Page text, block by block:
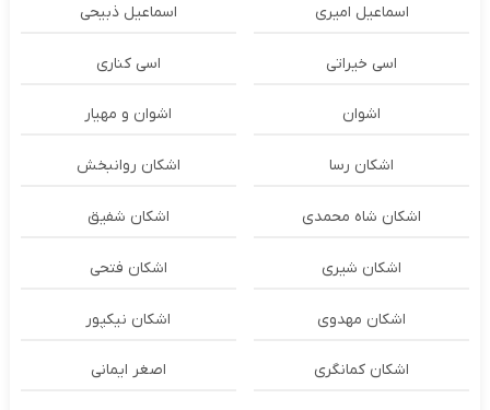
اسماعیل امیری اسماعیل ذبیحی
اسی خیراتی اسی کناری
اشوان اشوان و مهیار
اشکان رسا اشکان روانبخش
اشکان شاه محمدی اشکان شفیق
اشکان شیری اشکان فتحی
اشکان مهدوی اشکان نیکپور
اشکان‌ کمانگری اصغر ایمانی